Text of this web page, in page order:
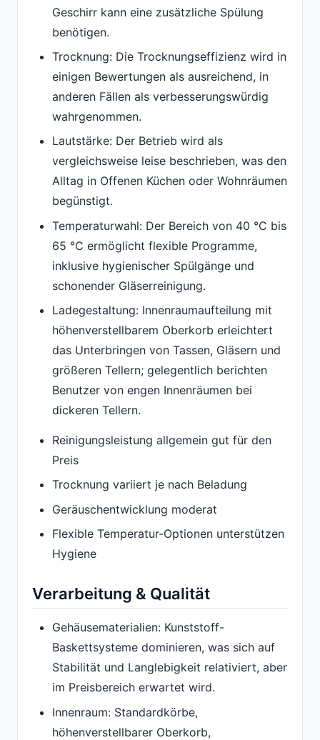
Geschirr kann eine zusätzliche Spülung
benötigen.
Trocknung: Die Trocknungseffizienz wird in
einigen Bewertungen als ausreichend, in
anderen Fällen als verbesserungswürdig
wahrgenommen.
Lautstärke: Der Betrieb wird als
vergleichsweise leise beschrieben, was den
Alltag in Offenen Küchen oder Wohnräumen
begünstigt.
Temperaturwahl: Der Bereich von 40 °C bis
65 °C ermöglicht flexible Programme,
inklusive hygienischer Spülgänge und
schonender Gläserreinigung.
Ladegestaltung: Innenraumaufteilung mit
höhenverstellbarem Oberkorb erleichtert
das Unterbringen von Tassen, Gläsern und
größeren Tellern; gelegentlich berichten
Benutzer von engen Innenräumen bei
dickeren Tellern.
Reinigungsleistung allgemein gut für den
Preis
Trocknung variiert je nach Beladung
Geräuschentwicklung moderat
Flexible Temperatur-Optionen unterstützen
Hygiene
Verarbeitung & Qualität
Gehäusematerialien: Kunststoff-
Baskettsysteme dominieren, was sich auf
Stabilität und Langlebigkeit relativiert, aber
im Preisbereich erwartet wird.
Innenraum: Standardkörbe,
höhenverstellbarer Oberkorb,